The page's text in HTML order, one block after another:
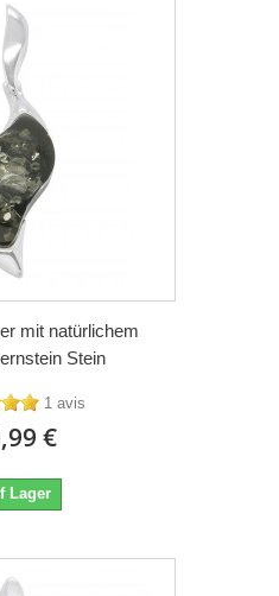
mit natürlichem
Stein
1 avis
€
Lager